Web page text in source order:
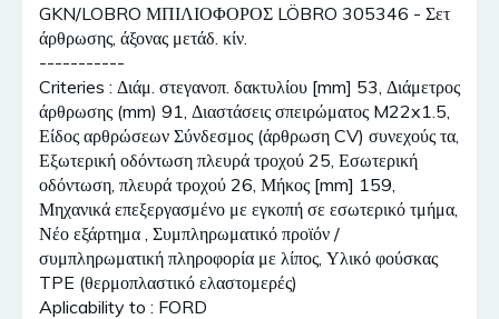
GKN/LOBRO ΜΠΙΛΙΟΦΟΡΟΣ LÖBRO 305346 - Σετ
άρθρωσης, άξονας μετάδ. κίν.
-----------
Criteries : Διάμ. στεγανοπ. δακτυλίου [mm] 53, Διάμετρος
άρθρωσης (mm) 91, Διαστάσεις σπειρώματος M22x1.5,
Είδος αρθρώσεων Σύνδεσμος (άρθρωση CV) συνεχούς τα,
Εξωτερική οδόντωση πλευρά τροχού 25, Εσωτερική
οδόντωση, πλευρά τροχού 26, Μήκος [mm] 159,
Μηχανικά επεξεργασμένο με εγκοπή σε εσωτερικό τμήμα,
Νέο εξάρτημα , Συμπληρωματικό προϊόν /
συμπληρωματική πληροφορία με λίπος, Υλικό φούσκας
TPE (θερμοπλαστικό ελαστομερές)
Aplicability to : FORD